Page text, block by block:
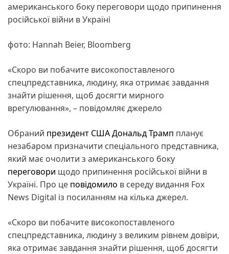
американського боку переговори щодо припинення
російської війни в Україні
фото: Hannah Beier, Bloomberg
«Скоро ви побачите високопоставленого
спецпредставника, людину, яка отримає завдання
знайти рішення, щоб досягти мирного
врегулювання», – повідомляє джерело
Обраний президент СШАДональд Трамп планує
незабаром призначити спеціального представника,
який має очолити з американського боку
переговори щодо припинення російської війни в
Україні. Про це повідомило в середу видання Fox
News Digital із посиланням на кілька джерел.
«Скоро ви побачите високопоставленого
спецпредставника, людину з великим рівнем довіри,
яка отримає завдання знайти рішення, щоб досягти